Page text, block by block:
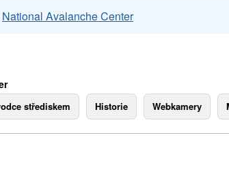
National Avalanche Center
střediskem Historie Webkamery